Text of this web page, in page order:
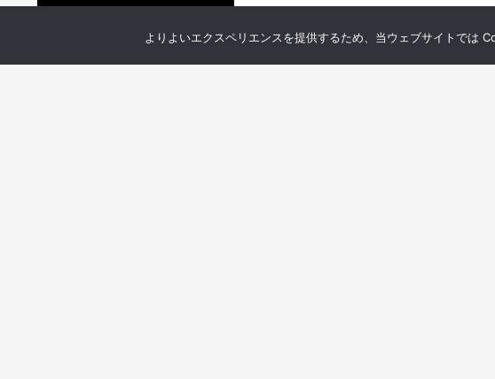
よりよいエクスペリエンスを提供するため、当ウェブサイトでは